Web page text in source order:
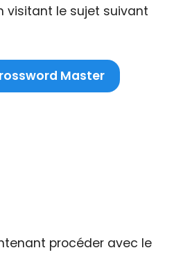
visitant le sujet suivant
Master
procéder avec le